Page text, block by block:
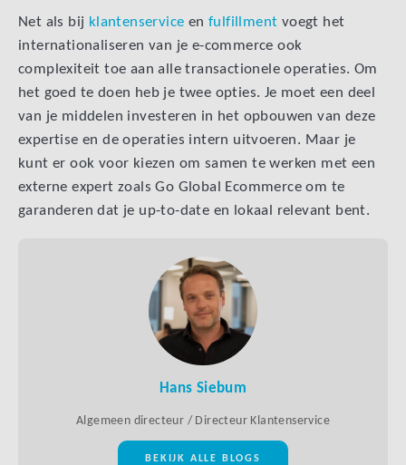
Net als bij klantenservice enfulfillment voegt het
internationaliseren van je e-commerce ook
complexiteit toe aan alle transactionele operaties. Om
het goed te doen heb je twee opties. Je moet een deel
van je middelen investeren in het opbouwen van deze
expertise en de operaties intern uitvoeren. Maar je
kunt er ook voor kiezen om samen te werken met een
externe expert zoals Go Global Ecommerce om te
garanderen dat je up-to-date en lokaal relevant bent.
Hans Siebum
Algemeen directeur / Directeur Klantenservice
BEKIJK ALLE BLOGS